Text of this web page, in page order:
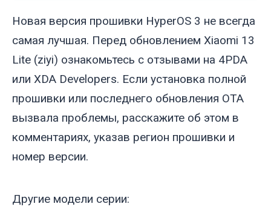
Новая версия прошивки HyperOS 3 не всегда
самая лучшая. Перед обновлением Xiaomi 13
Lite (ziyi) ознакомьтесь с отзывами на 4PDA
или XDA Developers. Если установка полной
прошивки или последнего обновления OTA
вызвала проблемы, расскажите об этом в
комментариях, указав регион прошивки и
номер версии.
Другие модели серии: